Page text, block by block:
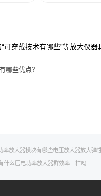
穿戴技术有哪些”等放大仪
哪些优点？
率放大器模块有哪些电压放大器放大弹
什么 压电功率放大器群效率一样吗